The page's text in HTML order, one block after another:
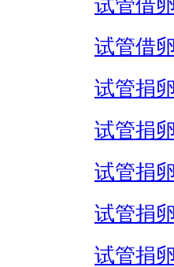
试管借
试管借
试管捐
试管捐
试管捐
试管捐
试管捐